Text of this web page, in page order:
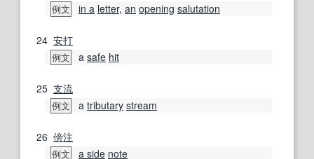
例文 in a letter, an opening salutation
24 安打
例文 a safe hit
25 支流
例文 a tributary stream
26 傍注
例文 a side note